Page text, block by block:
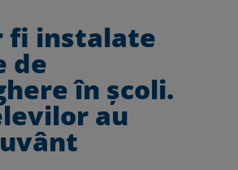
fi instalate
de
în școli.
au